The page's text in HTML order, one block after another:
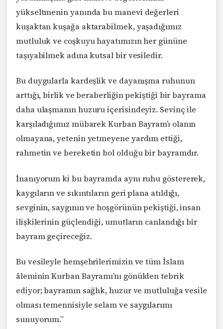
yükseltmenin yanında bu manevi değerleri
kuşaktan kuşağa aktarabilmek, yaşadığımız
mutluluk ve coşkuyu hayatımızın her gününe
taşıyabilmek adına kutsal bir vesiledir.
Bu duygularla kardeşlik ve dayanışma ruhunun
arttığı, birlik ve beraberliğin pekiştiği bir bayrama
daha ulaşmanın huzuru içerisindeyiz. Sevinç ile
karşıladığımız mübarek Kurban Bayram’ı olanın
olmayana, yetenin yetmeyene yardım ettiği,
rahmetin ve bereketin bol olduğu bir bayramdır.
İnanıyorum ki bu bayramda aynı ruhu göstererek,
kaygıların ve sıkıntıların geri plana atıldığı,
sevginin, saygının ve hoşgörünün pekiştiği, insan
ilişkilerinin güçlendiği, umutların canlandığı bir
bayram geçireceğiz.
Bu vesileyle hemşehrilerimizin ve tüm İslam
âleminin Kurban Bayramı’nı gönülden tebrik
ediyor; bayramın sağlık, huzur ve mutluluğa vesile
olması temennisiyle selam ve saygılarımı
sunuyorum.”